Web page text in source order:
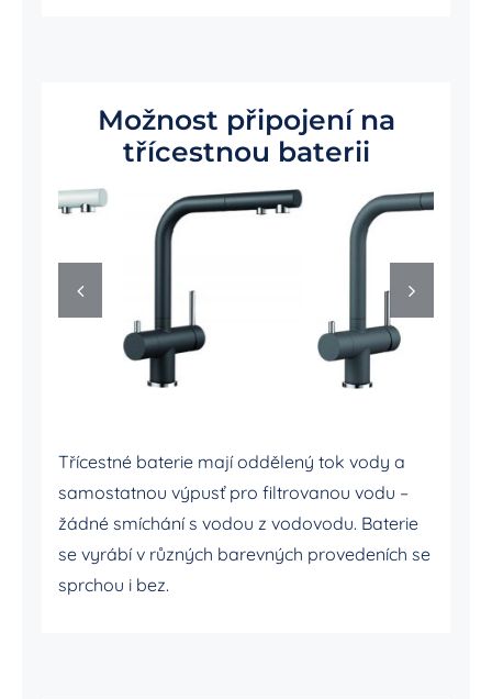
Možnost připojení na
třícestnou baterii
Třícestné baterie mají oddělený tok vody a
samostatnou výpusť pro filtrovanou vodu –
žádné smíchání s vodou z vodovodu. Baterie
se vyrábí v různých barevných provedeních se
sprchou i bez.